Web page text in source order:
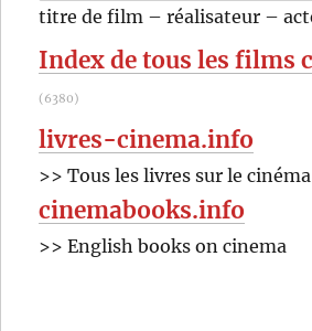
:
titre de film – réalisateur –
Index de tous les films
(6380)
livres-cinema.info
>> Tous les livres sur le cinéma
cinemabooks.info
>> English books on cinema